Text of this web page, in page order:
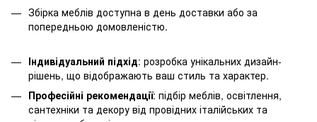
Збірка меблів доступна в день доставки або за
попередньою домовленістю.
Індивідуальний підхід: розробка унікальних дизайн-
рішень, що відображають ваш стиль та характер.
Професійні рекомендації: підбір меблів, освітлення,
сантехніки та декору від провідних італійських та